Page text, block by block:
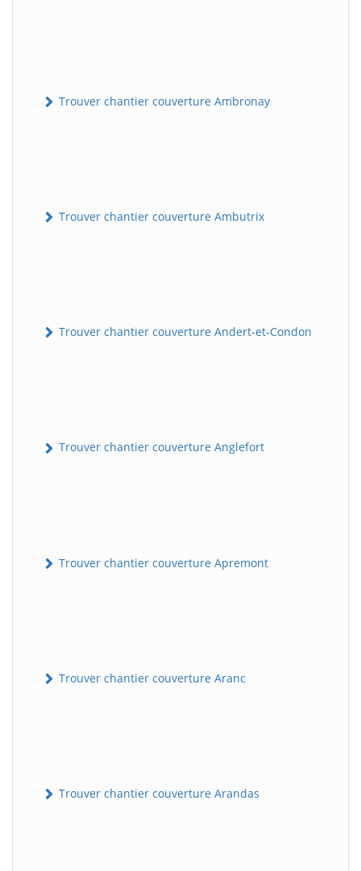
Trouver chantier couverture Ambronay
Trouver chantier couverture Ambutrix
Trouver chantier couverture Andert-et-Condon
Trouver chantier couverture Anglefort
Trouver chantier couverture Apremont
Trouver chantier couverture Aranc
Trouver chantier couverture Arandas